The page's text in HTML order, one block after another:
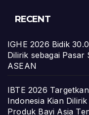
RECENT
IGHE 2026 Bidik
Dilirik sebagai
ASEAN
IBTE 2026
Indonesia Kian
Produk Bayi Asia